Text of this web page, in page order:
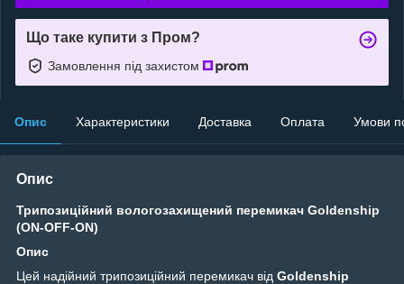
Що таке купити з Пром?
Замовлення під захистом
Опис Характеристики Доставка Оплата Умови
Опис
Трипозиційний вологозахищений перемикач Goldenship
(ON-OFF-ON)
Опис
Цей надійний трипозиційний перемикач від Goldenship